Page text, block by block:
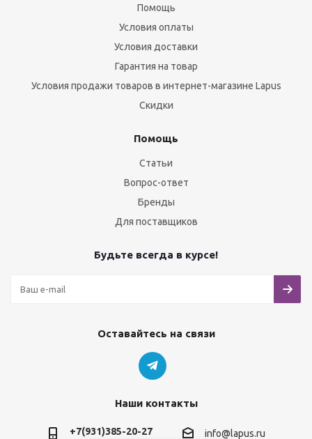
Помощь
Условия оплаты
Условия доставки
Гарантия на товар
Условия продажи товаров в интернет-магазине Lapus
Скидки
Помощь
Статьи
Вопрос-ответ
Бренды
Для поставщиков
Будьте всегда в курсе!
Оставайтесь на связи
Наши контакты
+7(931)385-20-27 info@lapus.ru